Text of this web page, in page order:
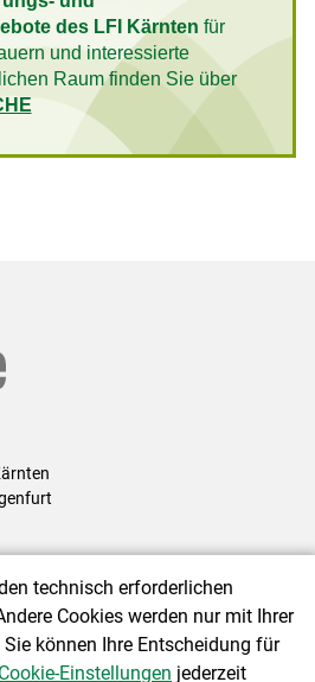
des LFI Kärnten für
und interessierte
Raum finden Sie über
|Barrierefreiheit|
technisch erforderlichen
Cookies werden nur mit Ihrer
können Ihre Entscheidung für
Cookie-Einstellungen jederzeit